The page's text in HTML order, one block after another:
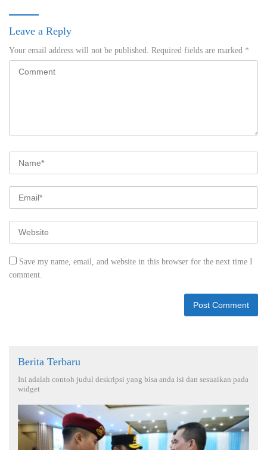
Leave a Reply
Your email address will not be published. Required fields are marked *
Save my name, email, and website in this browser for the next time I
comment.
Berita Terbaru
Ini adalah contoh judul deskripsi yang bisa anda isi dan sesuaikan pada
widget